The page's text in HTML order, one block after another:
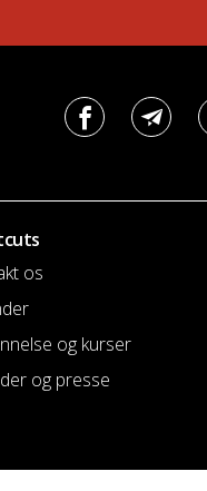
os
og kurser
og presse